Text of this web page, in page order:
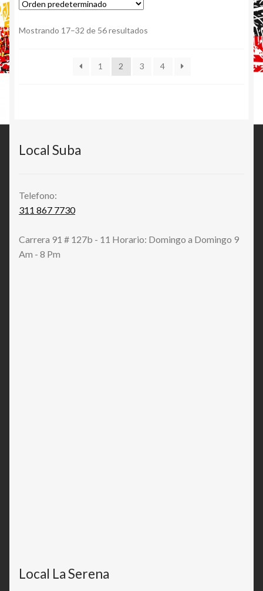
Mostrando 17–32 de 56 resultados
1 2 3 4
Local Suba
Telefono:
311 867 7730
Carrera 91 # 127b - 11 Horario: Domingo a Domingo 9
Am - 8 Pm
Local La Serena